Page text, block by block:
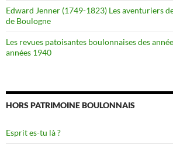
Edward Jenner (1749-1823) Les aventuriers
de Boulogne
Les revues patoisantes boulonnaises des
années 1940
HORS PATRIMOINE BOULONNAIS
Esprit es-tu là ?